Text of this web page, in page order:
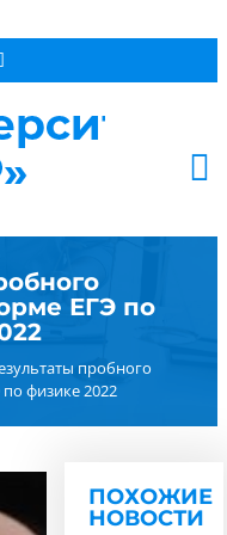
ЕГЭ по
пробного
физике 2022
ПОХОЖИЕ
НОВОСТИ